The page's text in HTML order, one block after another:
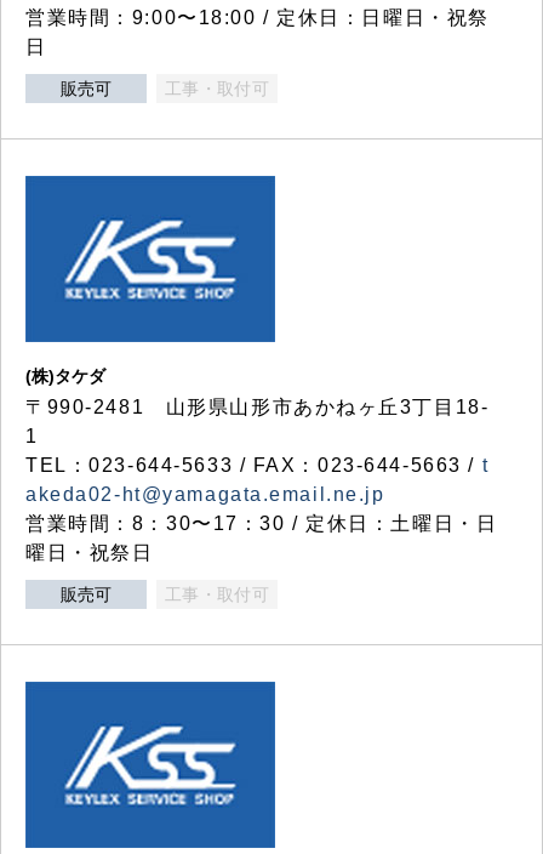
営業時間：9:00〜18:00 / 定休日：日曜日・祝祭
日
販売可 工事・取付可
(株)タケダ
〒990-2481 山形県山形市あかねヶ丘3丁目18-
1
TEL：023-644-5633 / FAX：023-644-5663 / t
akeda02-ht@yamagata.email.ne.jp
営業時間：8：30〜17：30 / 定休日：土曜日・日
曜日・祝祭日
販売可 工事・取付可